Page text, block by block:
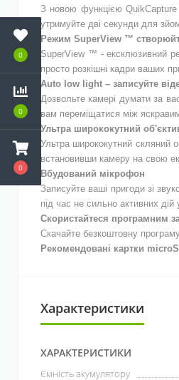
0
0
0
З новою функцією QuikCapture
утримуйте дві секунди для
Режим SuperView ™
SuperView ™ - ексклюзивний
просто розкішні кадри ваших
Auto low light – записуйте
Дозвольте камері думати за
вам переміщатися між
Ультра ширококутний
Ультра ширококутний скляний
встановивши камеру на свою
Вбудований мікрофон
Записуйте ваші пригоди зі
під час не сильно активних
Скористайтеся програмним
Скачайте безкоштовну
Рекомендовані картки
Характеристики
ХАРАКТЕРИСТИКИ
Ємність акумулятору